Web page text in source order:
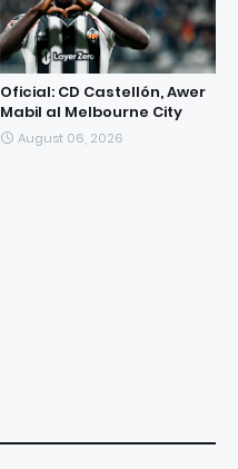
Oficial: CD Castellón, Awer
Mabil al Melbourne City
August 06, 2026